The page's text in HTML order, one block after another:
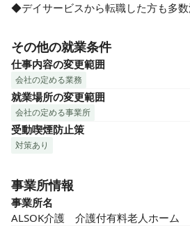
◆デイサービスから転職した方も多数
その他の就業条件
仕事内容の変更範囲
会社の定める業務
就業場所の変更範囲
会社の定める事業所
受動喫煙防止策
対策あり
事業所情報
事業所名
ALSOK介護　介護付有料老人ホーム